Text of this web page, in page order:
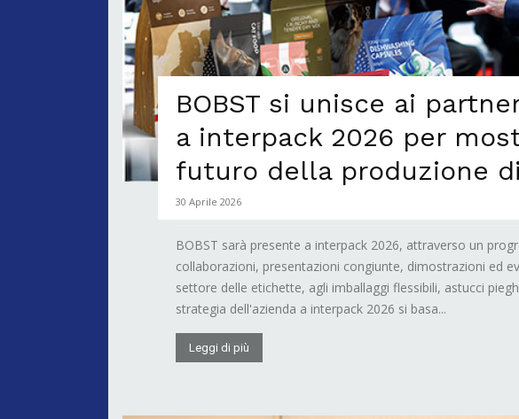
BOBST si unisce ai
a interpack 2026 per
futuro della produzione
30 Aprile 2026
BOBST sarà presente a interpack 2026, attraverso un
collaborazioni, presentazioni congiunte, dimostrazioni ed
settore delle etichette, agli imballaggi flessibili, astucci
strategia dell'azienda a interpack 2026 si basa...
Leggi di più